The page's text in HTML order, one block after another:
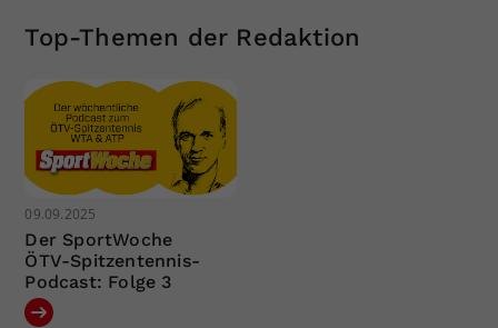
Top-Themen der Redaktion
09.09.2025
Der SportWoche
ÖTV-Spitzentennis-
Podcast: Folge 3